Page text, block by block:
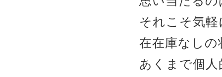
それこそ気
在在庫なし
あくまで個